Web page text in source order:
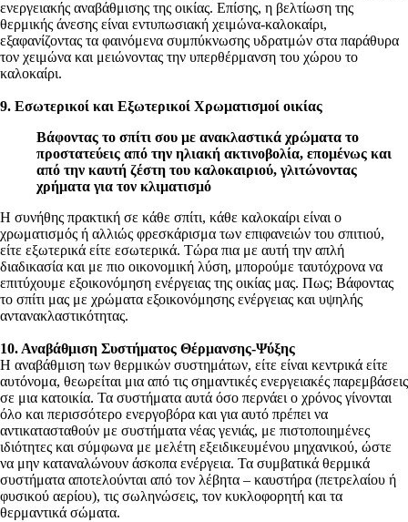
ενεργειακής αναβάθμισης της οικίας. Επίσης, η βελτίωση της
θερμικής άνεσης είναι εντυπωσιακή χειμώνα-καλοκαίρι,
εξαφανίζοντας τα φαινόμενα συμπύκνωσης υδρατμών στα παράθυρα
τον χειμώνα και μειώνοντας την υπερθέρμανση του χώρου το
καλοκαίρι.
9. Εσωτερικοί και Εξωτερικοί Χρωματισμοί οικίας
Βάφοντας το σπίτι σου με ανακλαστικά χρώματα το
προστατεύεις από την ηλιακή ακτινοβολία, επομένως και
από την καυτή ζέστη του καλοκαιριού, γλιτώνοντας
χρήματα για τον κλιματισμό
Η συνήθης πρακτική σε κάθε σπίτι, κάθε καλοκαίρι είναι ο
χρωματισμός ή αλλιώς φρεσκάρισμα των επιφανειών του σπιτιού,
είτε εξωτερικά είτε εσωτερικά. Τώρα πια με αυτή την απλή
διαδικασία και με πιο οικονομική λύση, μπορούμε ταυτόχρονα να
επιτύχουμε εξοικονόμηση ενέργειας της οικίας μας. Πως; Βάφοντας
το σπίτι μας με χρώματα εξοικονόμησης ενέργειας και υψηλής
αντανακλαστικότητας.
10. Αναβάθμιση Συστήματος Θέρμανσης-Ψύξης
Η αναβάθμιση των θερμικών συστημάτων, είτε είναι κεντρικά είτε
αυτόνομα, θεωρείται μια από τις σημαντικές ενεργειακές παρεμβάσεις
σε μια κατοικία. Τα συστήματα αυτά όσο περνάει ο χρόνος γίνονται
όλο και περισσότερο ενεργοβόρα και για αυτό πρέπει να
αντικατασταθούν με συστήματα νέας γενιάς, με πιστοποιημένες
ιδιότητες και σύμφωνα με μελέτη εξειδικευμένου μηχανικού, ώστε
να μην καταναλώνουν άσκοπα ενέργεια. Τα συμβατικά θερμικά
συστήματα αποτελούνται από τον λέβητα – καυστήρα (πετρελαίου ή
φυσικού αερίου), τις σωληνώσεις, τον κυκλοφορητή και τα
θερμαντικά σώματα.